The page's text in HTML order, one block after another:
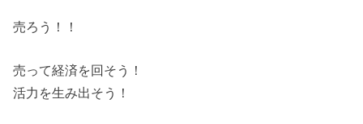
売ろう！！
売って経済を回そう！
活力を生み出そう！